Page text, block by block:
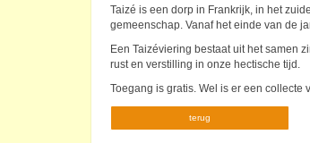
Taizé is een dorp in Frankrijk, in het
gemeenschap. Vanaf het einde van de
Een Taizéviering bestaat uit het samen
rust en verstilling in onze hectische tijd.
Toegang is gratis. Wel is er een collecte
terug